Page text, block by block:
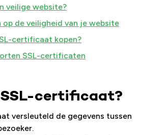
veilige website?
op de veiligheid van je website
certificaat kopen?
SSL-certificaten
certificaat?
versleuteld de gegevens tussen